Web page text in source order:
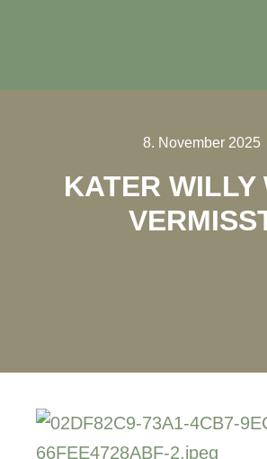
8. November 2025
KATER WILLY